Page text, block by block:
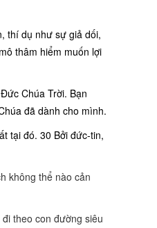
thí dụ như sự giả dối,
thâm hiểm muốn lợi
Chúa Trời. Bạn
đã dành cho mình.
tại đó. 30 Bởi đức-tin,
không thể nào cản
theo con đường siêu